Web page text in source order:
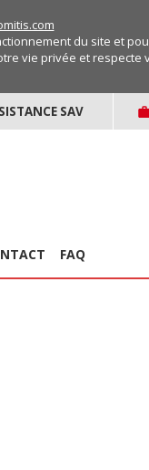
du site et
vie privée et
SAV
FAQ